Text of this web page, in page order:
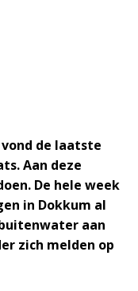
de laatste
Aan deze
De hele week
in Dokkum al
aan
zich melden op